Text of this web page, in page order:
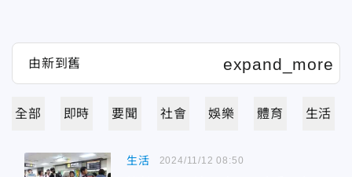
全部 即時 要聞 社會 娛樂 體育 生活
生活 2024/11/12 08:50